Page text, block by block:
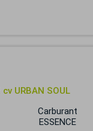
URBAN SOUL
Carburant
ESSENCE